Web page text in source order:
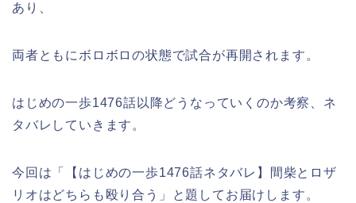
あり、
両者ともにボロボロの状態で試合が再開されます。
はじめの一歩1476話以降どうなっていくのか考察、ネ
タバレしていきます。
今回は「【はじめの一歩1476話ネタバレ】間柴とロザ
リオはどちらも殴り合う」と題してお届けします。